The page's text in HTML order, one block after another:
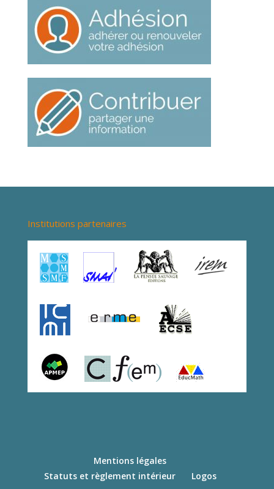
Institutions partenaires
Mentions légales
Statuts et règlement intérieur
Logos